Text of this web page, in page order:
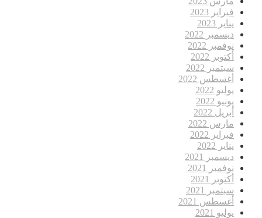
فبراير 2023
يناير 2023
ديسمبر 2022
نوفمبر 2022
أكتوبر 2022
سبتمبر 2022
أغسطس 2022
يوليو 2022
يونيو 2022
أبريل 2022
مارس 2022
فبراير 2022
يناير 2022
ديسمبر 2021
نوفمبر 2021
أكتوبر 2021
سبتمبر 2021
أغسطس 2021
يوليو 2021